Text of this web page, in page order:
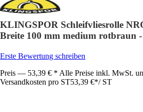
KLINGSPOR Schleifvliesrolle
Breite 100 mm medium rotbraun -
Erste Bewertung schreiben
Preis — 53,39 € * Alle Preise inkl. MwSt.
Versandkosten pro ST53,39 €*/ ST